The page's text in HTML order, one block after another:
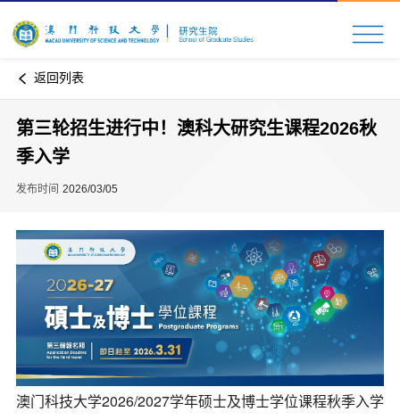
返回列表
第三轮招生进行中！澳科大研究生课程2026秋
季入学
发布时间 2026/03/05
澳门科技大学2026/2027学年硕士及博士学位课程秋季入学